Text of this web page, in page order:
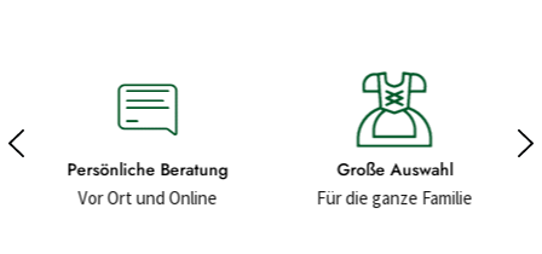
Große Auswahl
Für die ganze Familie
Hochwertige Materialien
Für ein gutes Gefühl